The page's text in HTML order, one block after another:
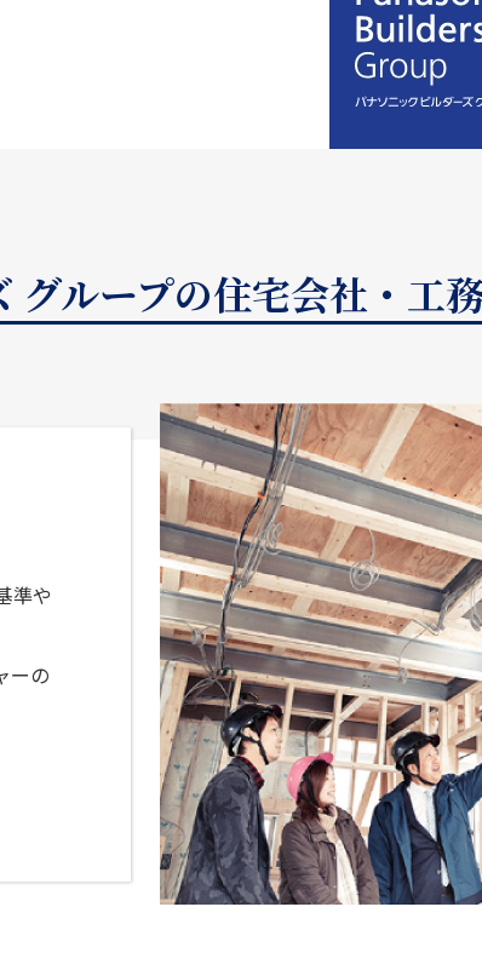
グループの住宅会社・工
準や
ーの